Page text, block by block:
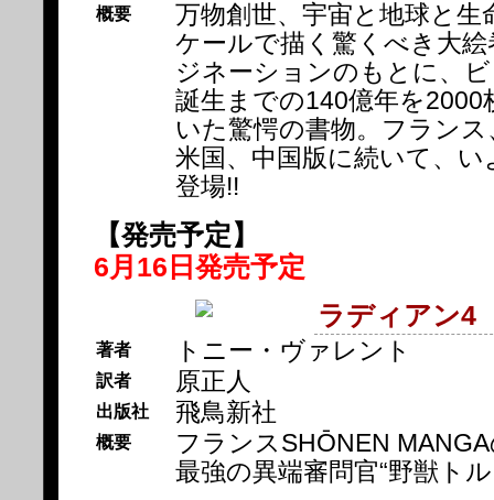
概要
万物創世、宇宙と地球と生
ケールで描く驚くべき大
ジネーションのもとに、
誕生までの140億年を2000
いた驚愕の書物。フラン
米国、中国版に続いて、
登場!!
【発売予定】
6月16日発売予定
ラディアン4
著者 トニー・ヴァレント
訳者 原正人
出版社 飛鳥新社
概要
フランスSHŌNEN
最強の異端審問官“野獣ト